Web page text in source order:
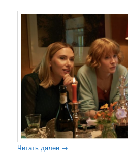
Читать далее →